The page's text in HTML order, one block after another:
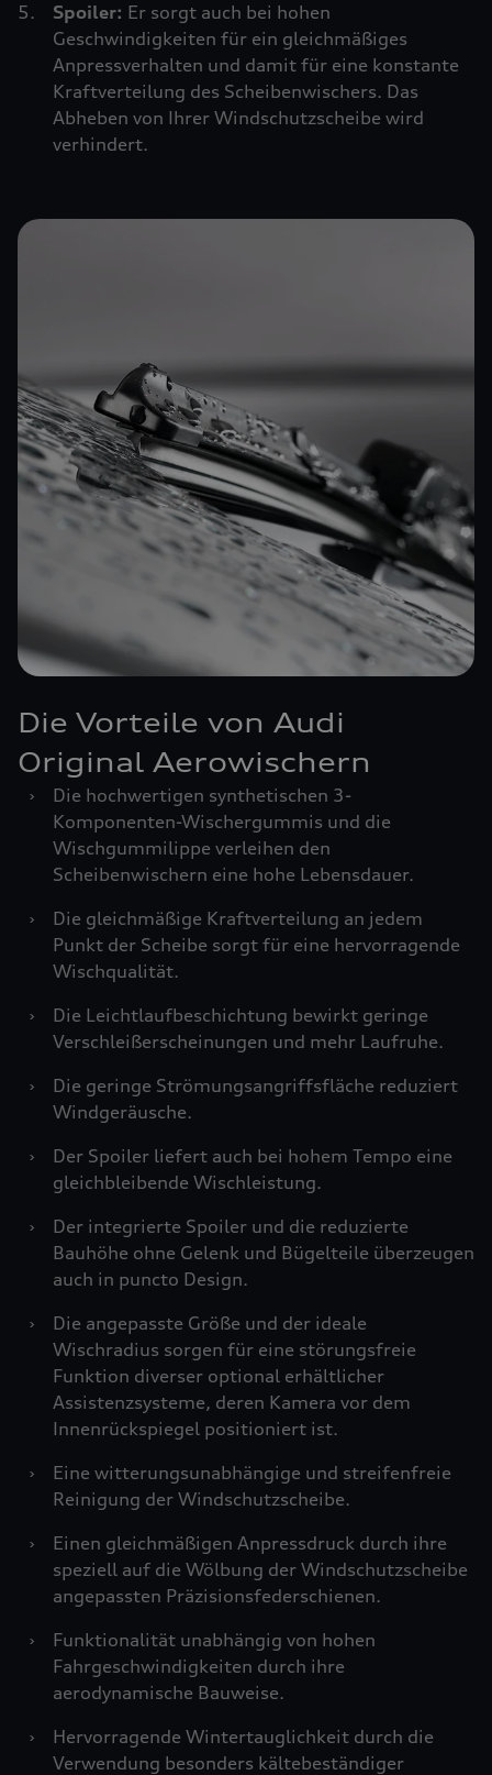
Spoiler: Er sorgt auch bei hohen
Geschwindigkeiten für ein gleichmäßiges
Anpressverhalten und damit für eine konstante
Kraftverteilung des Scheibenwischers. Das
Abheben von Ihrer Windschutzscheibe wird
verhindert.
Die Vorteile von Audi
Original Aerowischern
›
Die hochwertigen synthetischen 3-
Komponenten-Wischergummis und die
Wischgummilippe verleihen den
Scheibenwischern eine hohe Lebensdauer.
›
Die gleichmäßige Kraftverteilung an jedem
Punkt der Scheibe sorgt für eine hervorragende
Wischqualität.
›
Die Leichtlaufbeschichtung bewirkt geringe
Verschleißerscheinungen und mehr Laufruhe.
›
Die geringe Strömungsangriffsfläche reduziert
Windgeräusche.
›
Der Spoiler liefert auch bei hohem Tempo eine
gleichbleibende Wischleistung.
›
Der integrierte Spoiler und die reduzierte
Bauhöhe ohne Gelenk und Bügelteile überzeugen
auch in puncto Design.
›
Die angepasste Größe und der ideale
Wischradius sorgen für eine störungsfreie
Funktion diverser optional erhältlicher
Assistenzsysteme, deren Kamera vor dem
Innenrückspiegel positioniert ist.
›
Eine witterungsunabhängige und streifenfreie
Reinigung der Windschutzscheibe.
›
Einen gleichmäßigen Anpressdruck durch ihre
speziell auf die Wölbung der Windschutzscheibe
angepassten Präzisionsfederschienen.
›
Funktionalität unabhängig von hohen
Fahrgeschwindigkeiten durch ihre
aerodynamische Bauweise.
›
Hervorragende Wintertauglichkeit durch die
Verwendung besonders kältebeständiger